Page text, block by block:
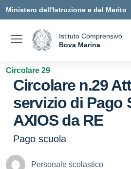
Ministero dell'Istruzione e del Merito
Istituto Comprensivo
Bova Marina
Circolare 29
Circolare n.29
servizio di Pago
AXIOS da RE
Pago scuola
Personale scolastico